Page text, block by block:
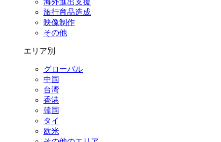
海外進出支援
旅行商品造成
映像制作
その他
エリア別
グローバル
中国
台湾
香港
韓国
タイ
欧米